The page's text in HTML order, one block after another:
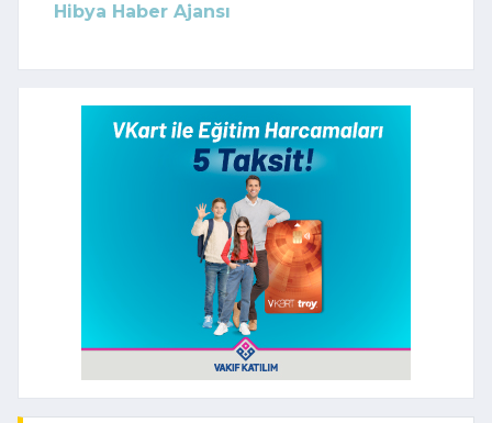
Hibya Haber Ajansı